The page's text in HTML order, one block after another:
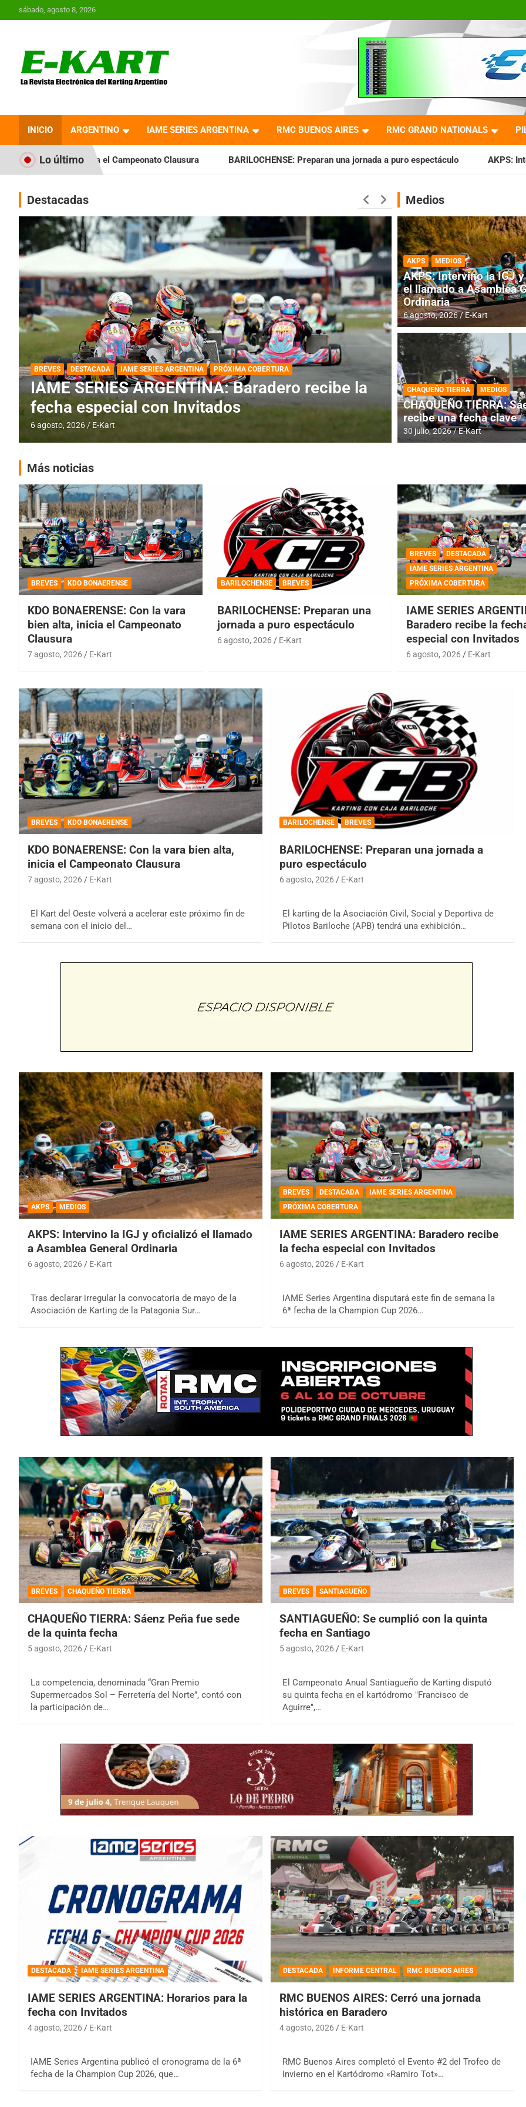
al
sábado, agosto 8, 2026
Revista Electrónica del
Karting en Argentina
INICIO ARGENTINO IAME SERIES ARGENTINA RMC BUENOS AIRES RMC GRAND NATIONALS
Lo último
el Campeonato Clausura BARILOCHENSE: Preparan una jornada a puro espectáculo AKPS: Intervino la IGJ y
Destacadas
DESTACADA IAME SERIES ARGENTINA
IAME SERIES ARGENTINA: Horarios para la
fecha con Invitados
4 agosto, 2026 E-Kart
DESTACADA INFORME CENTRAL
RMC BUENOS
histórica en
4 agosto, 2026 E-Kart
Medios
AKPS MEDIOS
AKPS: Intervino la IGJ
el llamado a Asamblea
Ordinaria
6 agosto, 2026 E-Kart
CHAQUEÑO TIERRA MEDIOS
CHAQUEÑO TIERRA:
recibe una fecha clave
30 julio, 2026 E-Kart
Más noticias
BREVES KDO BONAERENSE
KDO BONAERENSE: Con la vara
bien alta, inicia el Campeonato
Clausura
7 agosto, 2026 E-Kart
BARILOCHENSE BREVES
BARILOCHENSE: Preparan una
jornada a puro espectáculo
6 agosto, 2026 E-Kart
BREVES
DESTACADA
IAME SERIES ARGENTINA
PRÓXIMA COBERTURA
IAME SERIES
Baradero recibe la
especial con Invitados
6 agosto, 2026 E-Kart
BREVES KDO BONAERENSE
KDO BONAERENSE: Con la vara bien alta,
inicia el Campeonato Clausura
7 agosto, 2026 E-Kart
El Kart del Oeste volverá a acelerar este próximo fin de
semana con el inicio del…
BARILOCHENSE BREVES
BARILOCHENSE: Preparan una jornada a
puro espectáculo
6 agosto, 2026 E-Kart
El karting de la Asociación Civil, Social y Deportiva de
Pilotos Bariloche (APB) tendrá una exhibición…
AKPS MEDIOS
AKPS: Intervino la IGJ y oficializó el llamado
a Asamblea General Ordinaria
6 agosto, 2026 E-Kart
Tras declarar irregular la convocatoria de mayo de la
Asociación de Karting de la Patagonia Sur…
BREVES DESTACADA
IAME SERIES ARGENTINA
PRÓXIMA COBERTURA
IAME SERIES ARGENTINA: Baradero recibe
la fecha especial con Invitados
6 agosto, 2026 E-Kart
IAME Series Argentina disputará este fin de semana la
6ª fecha de la Champion Cup 2026…
BREVES CHAQUEÑO TIERRA
CHAQUEÑO TIERRA: Sáenz Peña fue sede
de la quinta fecha
5 agosto, 2026 E-Kart
La competencia, denominada “Gran Premio
Supermercados Sol – Ferretería del Norte”, contó con
la participación de…
BREVES SANTIAGUEÑO
SANTIAGUEÑO: Se cumplió con la quinta
fecha en Santiago
5 agosto, 2026 E-Kart
El Campeonato Anual Santiagueño de Karting disputó
su quinta fecha en el kartódromo "Francisco de
Aguirre",…
DESTACADA IAME SERIES ARGENTINA
IAME SERIES ARGENTINA: Horarios para la
fecha con Invitados
4 agosto, 2026 E-Kart
IAME Series Argentina publicó el cronograma de la 6ª
fecha de la Champion Cup 2026, que…
DESTACADA INFORME CENTRAL RMC BUENOS AIRES
RMC BUENOS AIRES: Cerró una jornada
histórica en Baradero
4 agosto, 2026 E-Kart
RMC Buenos Aires completó el Evento #2 del Trofeo de
Invierno en el Kartódromo «Ramiro Tot»…